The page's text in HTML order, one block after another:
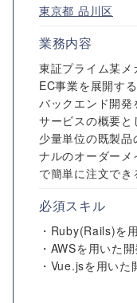
東京都 品川区
業務内容
東証プライム某
EC事業を展開す
バックエンド開発
サービスの概要と
少量単位の既製
ナルのオーダー
で簡単に注文で
必須スキル
・Ruby(Rails)を
・AWSを用いた
・Vue.jsを用いた